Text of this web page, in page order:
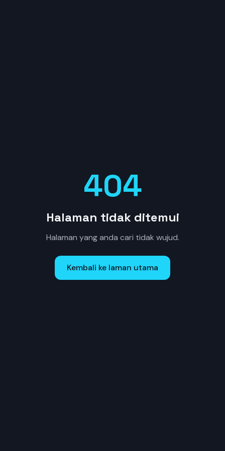
404
Halaman tidak ditemui
Halaman yang anda cari tidak wujud.
Kembali ke laman utama